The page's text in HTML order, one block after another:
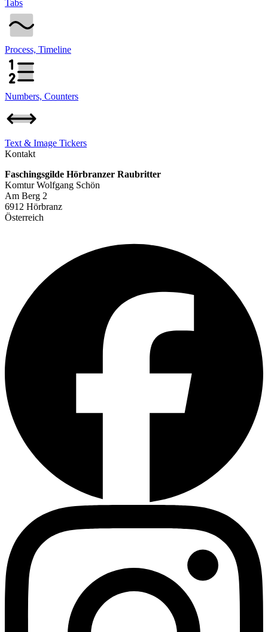
Tabs
Process, Timeline
Numbers, Counters
Text & Image Tickers
Kontakt
Faschingsgilde Hörbranzer Raubritter
Komtur Wolfgang Schön
Am Berg 2
6912 Hörbranz
Österreich